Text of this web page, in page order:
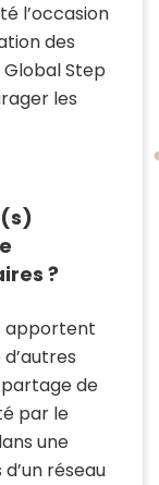
l’occasion
des
Step
les
?
apportent
de
par le
une
réseau